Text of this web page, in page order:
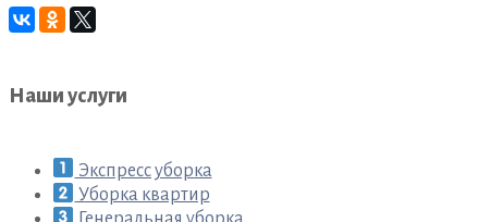
Наши услуги
Экспресс уборка
Уборка квартир